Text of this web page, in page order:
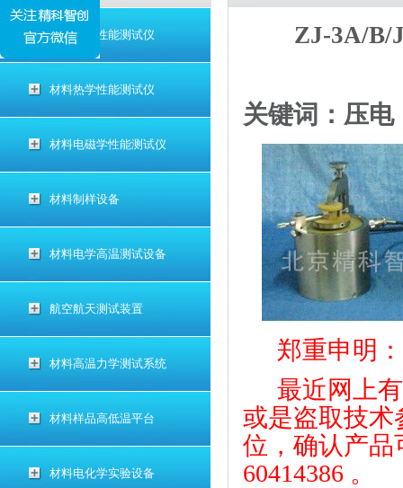
材料电学性能测试仪
材料热学性能测试仪
材料电磁学性能测试仪
材料制样设备
材料电学高温测试设备
航空航天测试装置
材料高温力学测试系统
材料样品高低温平台
材料电化学实验设备
ZJ-3A/B/
关键词：压电
郑重申明：
最近网上
或是盗取技术
位，确认产品
60414386 。